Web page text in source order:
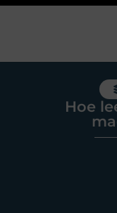
Hoe